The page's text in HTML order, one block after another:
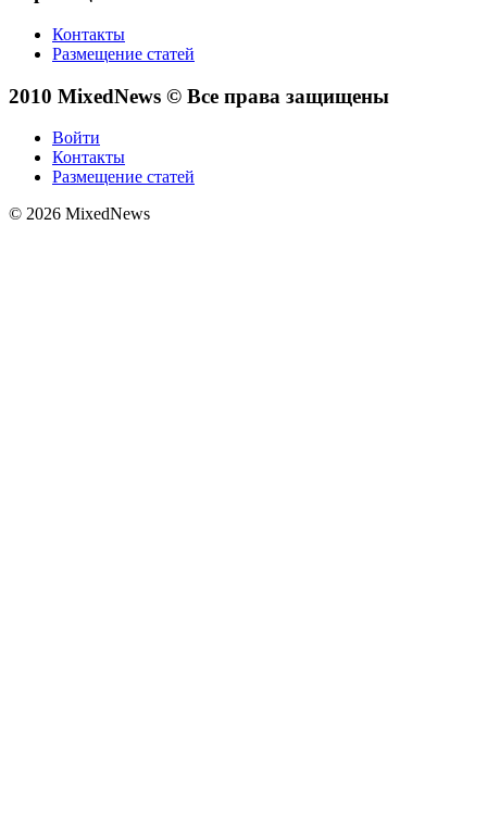
Контакты
Размещение статей
2010 MixedNews © Все права защищены
Войти
Контакты
Размещение статей
© 2026 MixedNews